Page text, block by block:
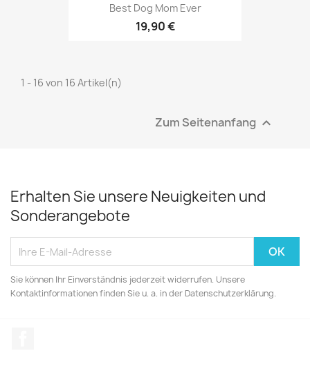
Best Dog Mom Ever
19,90 €
1 - 16 von 16 Artikel(n)
Zum Seitenanfang 
Erhalten Sie unsere Neuigkeiten und
Sonderangebote
Sie können Ihr Einverständnis jederzeit widerrufen. Unsere
Kontaktinformationen finden Sie u. a. in der Datenschutzerklärung.